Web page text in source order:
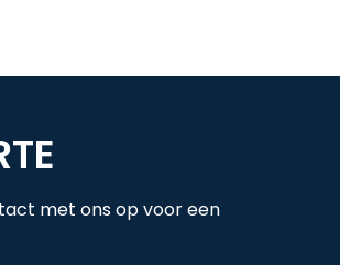
met ons op voor een